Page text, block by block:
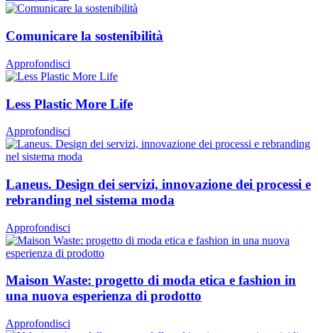
Comunicare la sostenibilità
Approfondisci
Less Plastic More Life
Approfondisci
Laneus. Design dei servizi, innovazione dei processi e
rebranding nel sistema moda
Approfondisci
Maison Waste: progetto di moda etica e fashion in
una nuova esperienza di prodotto
Approfondisci